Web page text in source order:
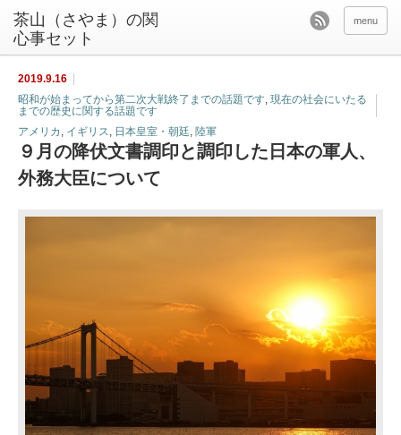
茶山（さやま）の関
心事セット
menu
2019.9.16
昭和が始まってから第二次大戦終了までの話題です, 現在の社会にいたる
までの歴史に関する話題です
アメリカ , イギリス, 日本皇室・朝廷, 陸軍
９月の降伏文書調印と調印した日本の軍人、
外務大臣について